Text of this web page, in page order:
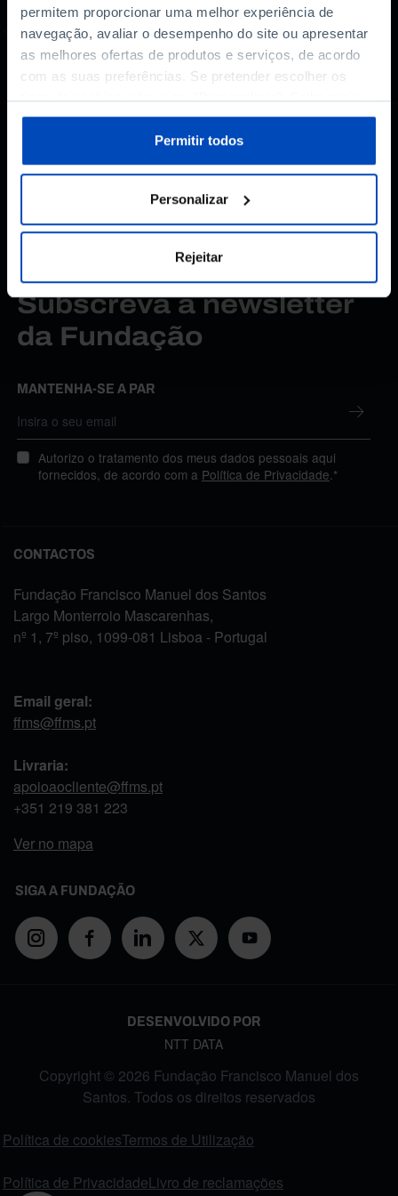
permitem proporcionar uma melhor experiência de
navegação, avaliar o desempenho do site ou apresentar
as melhores ofertas de produtos e serviços, de acordo
com as suas preferências. Se pretender escolher os
tipos de cookies, clique em "Personalizar". Saiba mais
sobre cookies através da gestão de preferências ou da
Política de Cookies.
Permitir todos
Personalizar
Rejeitar
Subscreva a newsletter
da Fundação
MANTENHA-SE A PAR
Autorizo o tratamento dos meus dados pessoais aqui
fornecidos, de acordo com a Política de Privacidade .*
CONTACTOS
Fundação Francisco Manuel dos Santos
Largo Monterroio Mascarenhas,
nº 1, 7º piso, 1099-081 Lisboa - Portugal
Email geral:
ffms@ffms.pt
Livraria:
apoioaocliente@ffms.pt
+351 219 381 223
Ver no mapa
SIGA A FUNDAÇÃO
DESENVOLVIDO POR
NTT DATA
Copyright © 2026 Fundação Francisco Manuel dos
Santos. Todos os direitos reservados
Política de cookiesTermos de Utilização
Política de PrivacidadeLivro de reclamações